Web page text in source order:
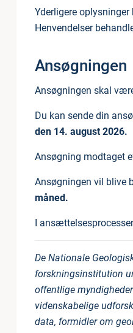
Yderligere
Henvendelser
Ansøgningen
Ansøgningen skal
Du kan sende din
den 14. august 2026.
Ansøgning modtaget
Ansøgningen vil blive
måned.
I
De Nationale
forskningsinstitution
offentlige
videnskabelige
data, formidler om